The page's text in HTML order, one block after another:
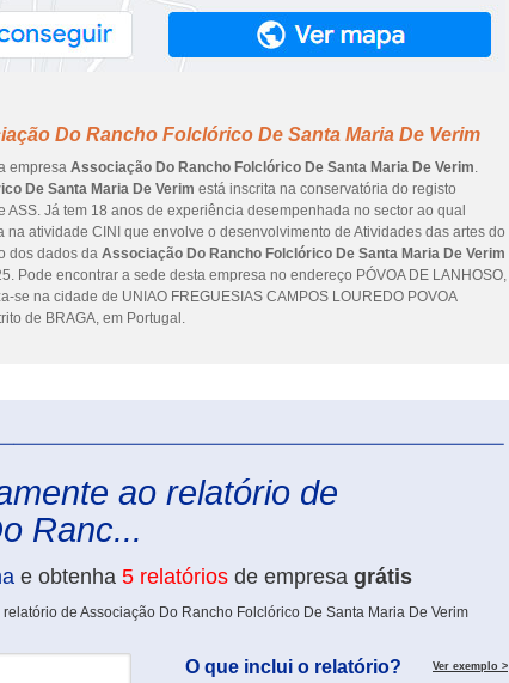
Do Rancho Folclórico De Santa Maria De Verim
empresa Associação Do Rancho Folclórico De Santa Maria De Verim.
De Santa Maria De Verim está inscrita na conservatória do registo
ASS. Já tem 18 anos de experiência desempenhada no sector ao qual
na atividade CINI que envolve o desenvolvimento de Atividades das artes do
dos dados da Associação Do Rancho Folclórico De Santa Maria De Verim
Pode encontrar a sede desta empresa no endereço PÓVOA DE LANHOSO,
se na cidade de UNIAO FREGUESIAS CAMPOS LOUREDO POVOA
de BRAGA, em Portugal.
ao relatório de
Ranc...
e obtenha 5 relatórios de empresa grátis
de Associação Do Rancho Folclórico De Santa Maria De Verim
O que inclui o relatório? Ver exemplo >